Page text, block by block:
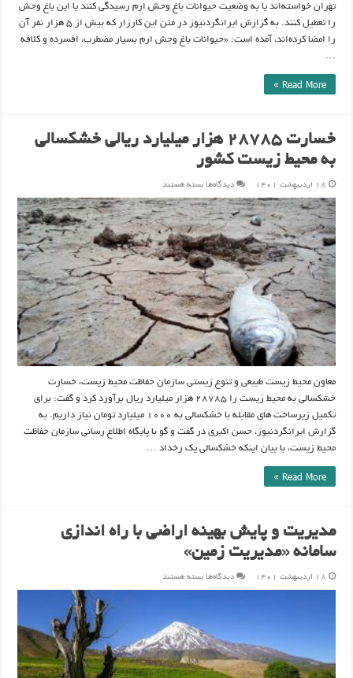
تهران خواسته‌اند یا به وضعیت حیوانات باغ وحش ارم رسیدگی کنند یا این باغ وحش
را تعطیل کنند. به گزارش ایرانگردنیوز در متن این کارزار که بیش از ۵ هزار نفر آن
را امضا کرده‌اند، آمده است: «حیوانات باغ وحش ارم بسیار مضطرب، افسرده و کلافه
…
Read More »
خسارت ۲۸۷۸۵ هزار میلیارد ریالی خشکسالی
به محیط زیست کشور
۱۸ اردیبهشت ۱۴۰۱ دیدگاه‌هابرای
۲۸۷۸۵
هزار
میلیارد
ریالی
خشکسالی
به
محیط
زیست
کشور
بسته هستند
معاون محیط زیست طبیعی و تنوع زیستی سازمان حفاظت محیط زیست، خسارت
خشکسالی به محیط زیست را ۲۸۷۸۵ هزار میلیارد ریال برآورد کرد و گفت: برای
تکمیل زیرساخت های مقابله با خشکسالی به ۱۰۰۰ میلیارد تومان نیاز داریم. به
گزارش ایرانگردنیوز، حسن اکبری در گفت و گو با پایگاه اطلاع رسانی سازمان حفاظت
محیط زیست، با بیان اینکه خشکسالی یک رخداد …
Read More »
مدیریت و پایش بهینه اراضی با راه اندازی
سامانه «مدیریت زمین»
۱۸ اردیبهشت ۱۴۰۱ دیدگاه‌هابرای
اراضی
با
راه
اندازی
سامانه
«مدیریت
زمین»
بسته هستند